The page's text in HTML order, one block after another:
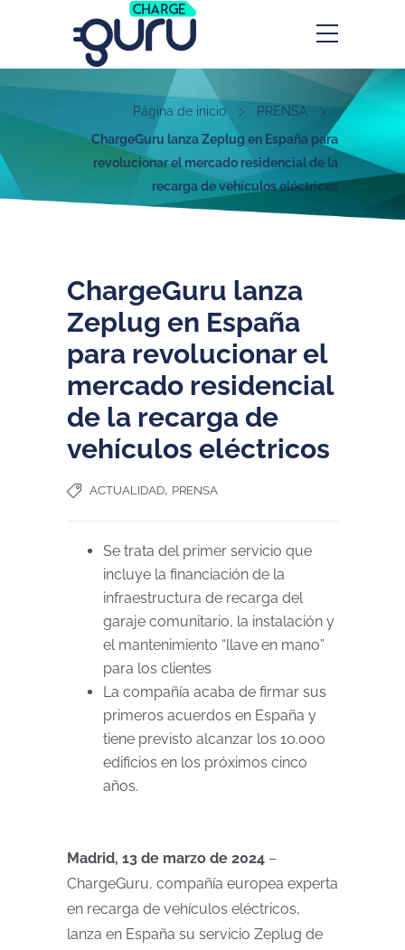
Página de inicio
PRENSA
ChargeGuru lanza Zeplug en España para
revolucionar el mercado residencial de la
recarga de vehículos eléctricos
ChargeGuru lanza
Zeplug en España
para revolucionar el
mercado residencial
de la recarga de
vehículos eléctricos
ACTUALIDAD, PRENSA
Se trata del primer servicio que
incluye la financiación de la
infraestructura de recarga del
garaje comunitario, la instalación y
el mantenimiento “llave en mano”
para los clientes
La compañía acaba de firmar sus
primeros acuerdos en España y
tiene previsto alcanzar los 10.000
edificios en los próximos cinco
años.
Madrid, 13 de marzo de 2024 –
ChargeGuru, compañía europea experta
en recarga de vehículos eléctricos,
lanza en España su servicio Zeplug de